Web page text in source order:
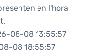
en l'hora
08-08 13:55:57
08 18:55:57